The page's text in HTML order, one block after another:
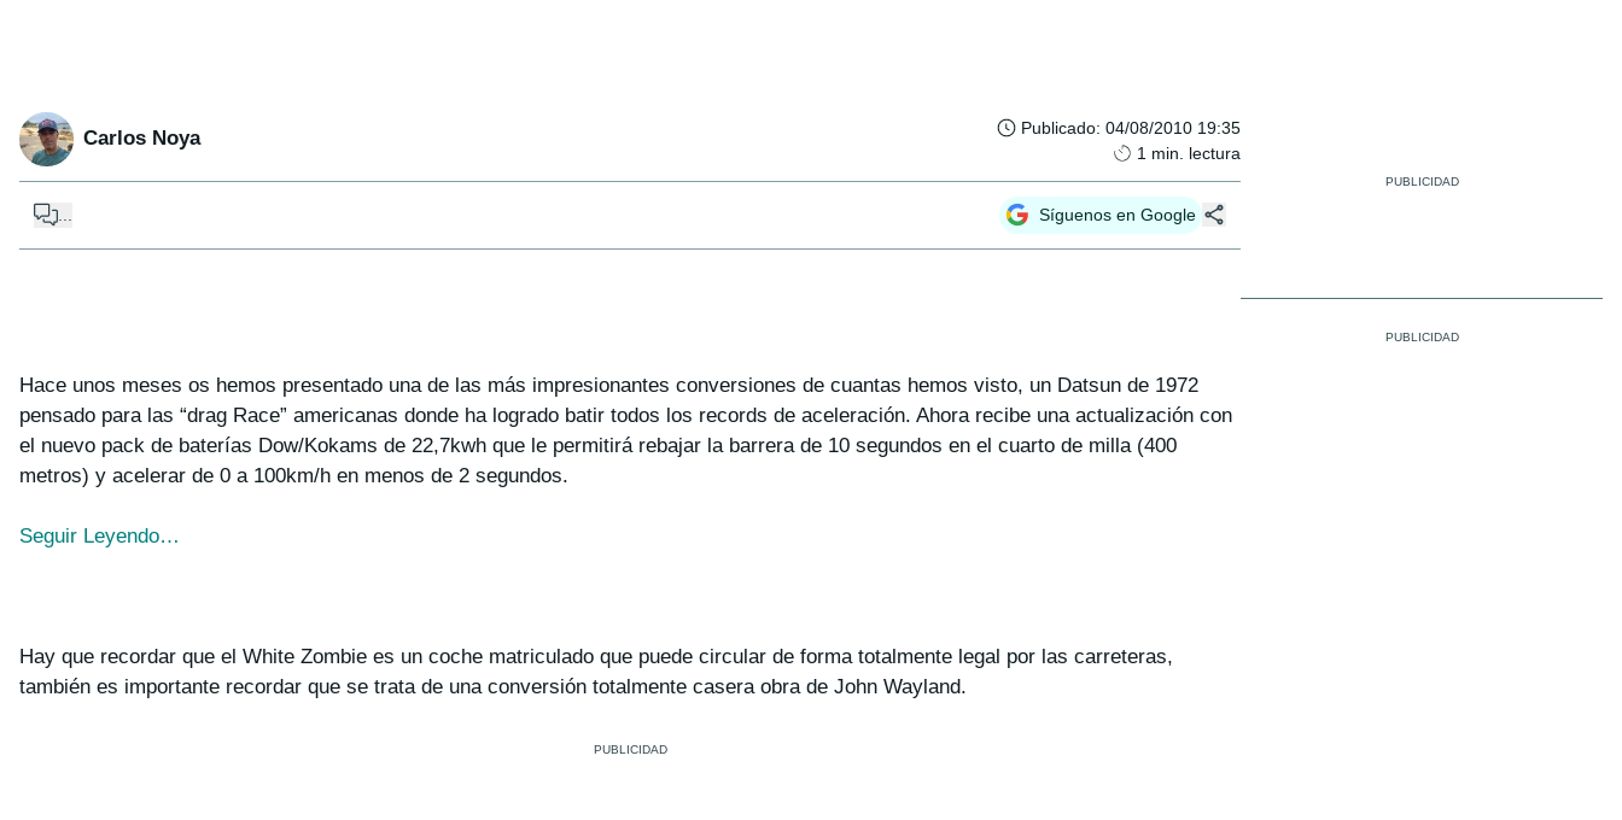
Carlos Noya Publicado: 04/08/2010 19:35
1 min. lectura
Síguenos en Google
Hace unos meses os hemos presentado una de las más impresionantes conversiones de cuantas hemos visto, un Datsun de 1972
pensado para las “drag Race” americanas donde ha logrado batir todos los records de aceleración. Ahora recibe una actualización con
el nuevo pack de baterías Dow/Kokams de 22,7kwh que le permitirá rebajar la barrera de 10 segundos en el cuarto de milla (400
metros) y acelerar de 0 a 100km/h en menos de 2 segundos.
Seguir Leyendo…
Hay que recordar que el White Zombie es un coche matriculado que puede circular de forma totalmente legal por las carreteras,
también es importante recordar que se trata de una conversión totalmente casera obra de John Wayland.